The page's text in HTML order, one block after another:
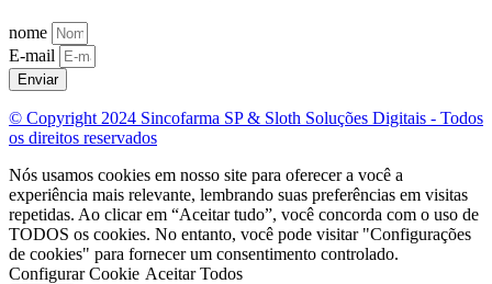
nome
E-mail
Enviar
© Copyright 2024 Sincofarma SP & Sloth Soluções Digitais - Todos
os direitos reservados
Nós usamos cookies em nosso site para oferecer a você a
experiência mais relevante, lembrando suas preferências em visitas
repetidas. Ao clicar em “Aceitar tudo”, você concorda com o uso de
TODOS os cookies. No entanto, você pode visitar "Configurações
de cookies" para fornecer um consentimento controlado.
Configurar Cookie Aceitar Todos